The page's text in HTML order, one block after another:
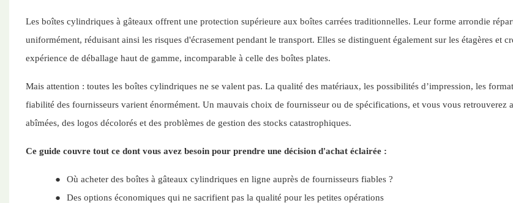
Les boîtes cylindriques à gâteaux offrent une protection supérieure aux boîtes carrées traditionnelles. Leur forme arrondie
uniformément, réduisant ainsi les risques d'écrasement pendant le transport. Elles se distinguent également sur les étagères et
expérience de déballage haut de gamme, incomparable à celle des boîtes plates.
Mais attention : toutes les boîtes cylindriques ne se valent pas. La qualité des matériaux, les possibilités d’impression, les
fiabilité des fournisseurs varient énormément. Un mauvais choix de fournisseur ou de spécifications, et vous vous retrouverez
abîmées, des logos décolorés et des problèmes de gestion des stocks catastrophiques.
Ce guide couvre tout ce dont vous avez besoin pour prendre une décision d'achat éclairée :
●
Où acheter des boîtes à gâteaux cylindriques en ligne auprès de fournisseurs fiables ?
●
Des options économiques qui ne sacrifient pas la qualité pour les petites opérations